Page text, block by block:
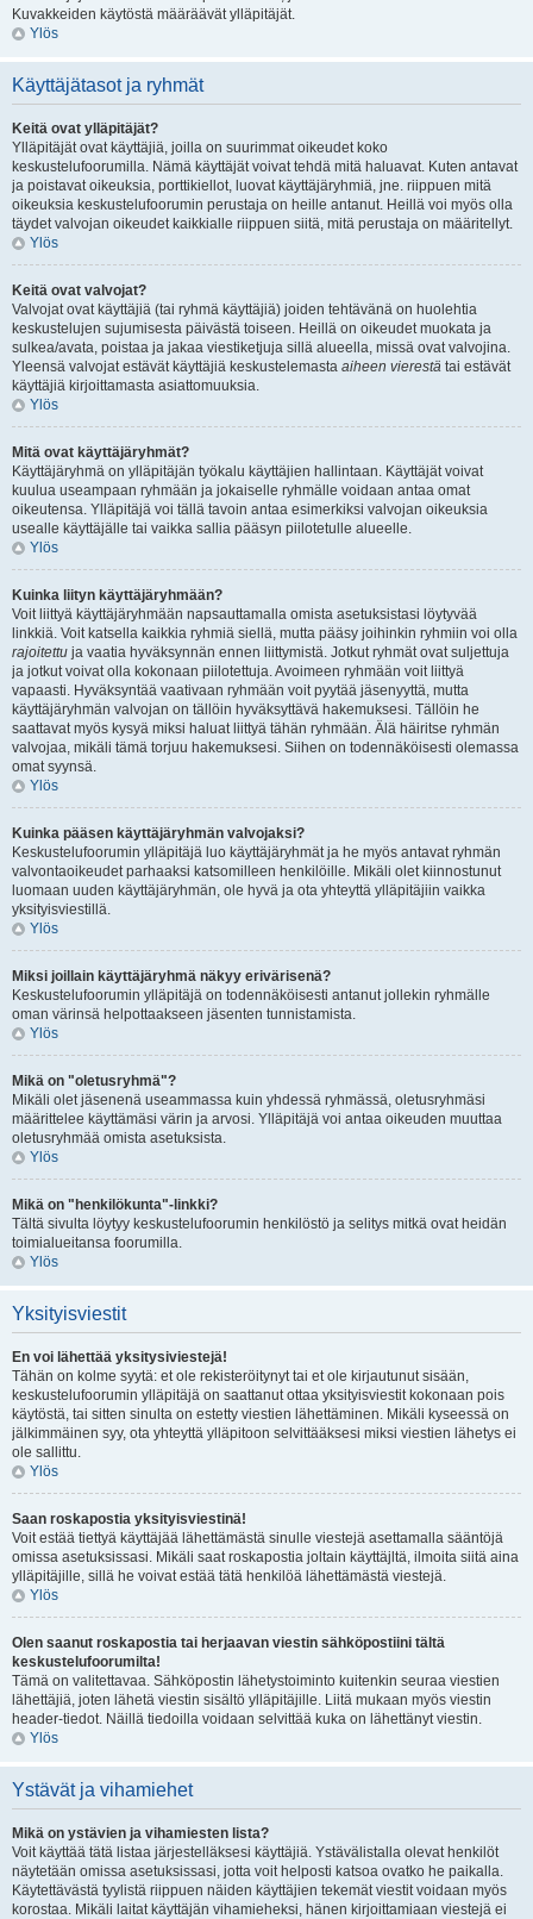
Kuvakkeiden käytöstä määräävät ylläpitäjät.
Ylös
Käyttäjätasot ja ryhmät
Keitä ovat ylläpitäjät?
Ylläpitäjät ovat käyttäjiä, joilla on suurimmat oikeudet koko
keskustelufoorumilla. Nämä käyttäjät voivat tehdä mitä haluavat. Kuten antavat
ja poistavat oikeuksia, porttikiellot, luovat käyttäjäryhmiä, jne. riippuen mitä
oikeuksia keskustelufoorumin perustaja on heille antanut. Heillä voi myös olla
täydet valvojan oikeudet kaikkialle riippuen siitä, mitä perustaja on määritellyt.
Ylös
Keitä ovat valvojat?
Valvojat ovat käyttäjiä (tai ryhmä käyttäjiä) joiden tehtävänä on huolehtia
keskustelujen sujumisesta päivästä toiseen. Heillä on oikeudet muokata ja
sulkea/avata, poistaa ja jakaa viestiketjuja sillä alueella, missä ovat valvojina.
Yleensä valvojat estävät käyttäjiä keskustelemasta aiheen vierestä tai estävät
käyttäjiä kirjoittamasta asiattomuuksia.
Ylös
Mitä ovat käyttäjäryhmät?
Käyttäjäryhmä on ylläpitäjän työkalu käyttäjien hallintaan. Käyttäjät voivat
kuulua useampaan ryhmään ja jokaiselle ryhmälle voidaan antaa omat
oikeutensa. Ylläpitäjä voi tällä tavoin antaa esimerkiksi valvojan oikeuksia
usealle käyttäjälle tai vaikka sallia pääsyn piilotetulle alueelle.
Ylös
Kuinka liityn käyttäjäryhmään?
Voit liittyä käyttäjäryhmään napsauttamalla omista asetuksistasi löytyvää
linkkiä. Voit katsella kaikkia ryhmiä siellä, mutta pääsy joihinkin ryhmiin voi olla
rajoitettu ja vaatia hyväksynnän ennen liittymistä. Jotkut ryhmät ovat suljettuja
ja jotkut voivat olla kokonaan piilotettuja. Avoimeen ryhmään voit liittyä
vapaasti. Hyväksyntää vaativaan ryhmään voit pyytää jäsenyyttä, mutta
käyttäjäryhmän valvojan on tällöin hyväksyttävä hakemuksesi. Tällöin he
saattavat myös kysyä miksi haluat liittyä tähän ryhmään. Älä häiritse ryhmän
valvojaa, mikäli tämä torjuu hakemuksesi. Siihen on todennäköisesti olemassa
omat syynsä.
Ylös
Kuinka pääsen käyttäjäryhmän valvojaksi?
Keskustelufoorumin ylläpitäjä luo käyttäjäryhmät ja he myös antavat ryhmän
valvontaoikeudet parhaaksi katsomilleen henkilöille. Mikäli olet kiinnostunut
luomaan uuden käyttäjäryhmän, ole hyvä ja ota yhteyttä ylläpitäjiin vaikka
yksityisviestillä.
Ylös
Miksi joillain käyttäjäryhmä näkyy erivärisenä?
Keskustelufoorumin ylläpitäjä on todennäköisesti antanut jollekin ryhmälle
oman värinsä helpottaakseen jäsenten tunnistamista.
Ylös
Mikä on "oletusryhmä"?
Mikäli olet jäsenenä useammassa kuin yhdessä ryhmässä, oletusryhmäsi
määrittelee käyttämäsi värin ja arvosi. Ylläpitäjä voi antaa oikeuden muuttaa
oletusryhmää omista asetuksista.
Ylös
Mikä on "henkilökunta"-linkki?
Tältä sivulta löytyy keskustelufoorumin henkilöstö ja selitys mitkä ovat heidän
toimialueitansa foorumilla.
Ylös
Yksityisviestit
En voi lähettää yksitysiviestejä!
Tähän on kolme syytä: et ole rekisteröitynyt tai et ole kirjautunut sisään,
keskustelufoorumin ylläpitäjä on saattanut ottaa yksityisviestit kokonaan pois
käytöstä, tai sitten sinulta on estetty viestien lähettäminen. Mikäli kyseessä on
jälkimmäinen syy, ota yhteyttä ylläpitoon selvittääksesi miksi viestien lähetys ei
ole sallittu.
Ylös
Saan roskapostia yksityisviestinä!
Voit estää tiettyä käyttäjää lähettämästä sinulle viestejä asettamalla sääntöjä
omissa asetuksissasi. Mikäli saat roskapostia joltain käyttäjltä, ilmoita siitä aina
ylläpitäjille, sillä he voivat estää tätä henkilöä lähettämästä viestejä.
Ylös
Olen saanut roskapostia tai herjaavan viestin sähköpostiini tältä
keskustelufoorumilta!
Tämä on valitettavaa. Sähköpostin lähetystoiminto kuitenkin seuraa viestien
lähettäjiä, joten lähetä viestin sisältö ylläpitäjille. Liitä mukaan myös viestin
header-tiedot. Näillä tiedoilla voidaan selvittää kuka on lähettänyt viestin.
Ylös
Ystävät ja vihamiehet
Mikä on ystävien ja vihamiesten lista?
Voit käyttää tätä listaa järjestelläksesi käyttäjiä. Ystävälistalla olevat henkilöt
näytetään omissa asetuksissasi, jotta voit helposti katsoa ovatko he paikalla.
Käytettävästä tyylistä riippuen näiden käyttäjien tekemät viestit voidaan myös
korostaa. Mikäli laitat käyttäjän vihamieheksi, hänen kirjoittamiaan viestejä ei